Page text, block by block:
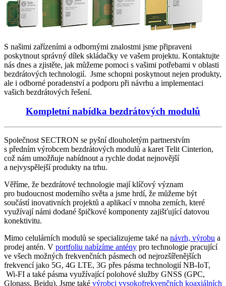
S našimi zařízeními a odbornými znalostmi jsme připraveni
poskytnout správný dílek skládačky ve vašem projektu. Kontaktujte
nás dnes a zjistěte, jak můžeme pomoci s vašimi potřebami v oblasti
bezdrátových technologií. Jsme schopni poskytnout nejen produkty,
ale i odborné poradenství a podporu při návrhu a implementaci
vašich bezdrátových řešení.
Kompletní nabídka bezdrátových modulů
Společnost SECTRON se pyšní dlouholetým partnerstvím
s předním výrobcem bezdrátových modulů a karet Telit Cinterion,
což nám umožňuje nabídnout a rychle dodat nejnovější
a nejvyspělejší produkty na trhu.
Věříme, že bezdrátové technologie mají klíčový význam
pro budoucnost moderního světa a jsme hrdí, že můžeme být
součástí inovativních projektů a aplikací v mnoha zemích, které
využívají námi dodané špičkové komponenty zajišťující datovou
konektivitu.
Mimo celulárních modulů se specializujeme také na návrh, výrobu a
prodej antén. V portfoliu nabízíme antény pro technologie pracující
ve všech možných frekvenčních pásmech od nejrozšířenějších
frekvencí jako 5G, 4G LTE, 3G přes pásma technologií NB-IoT,
Wi-FI a také pásma využívající polohové služby GNSS (GPC,
Glonass, Beidu). Jsme také výrobci vysokofrekvenčních koaxiálních